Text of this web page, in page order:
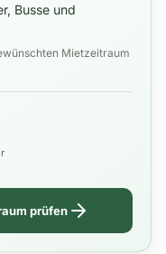
Busse und
Mietzeitraum
prüfen